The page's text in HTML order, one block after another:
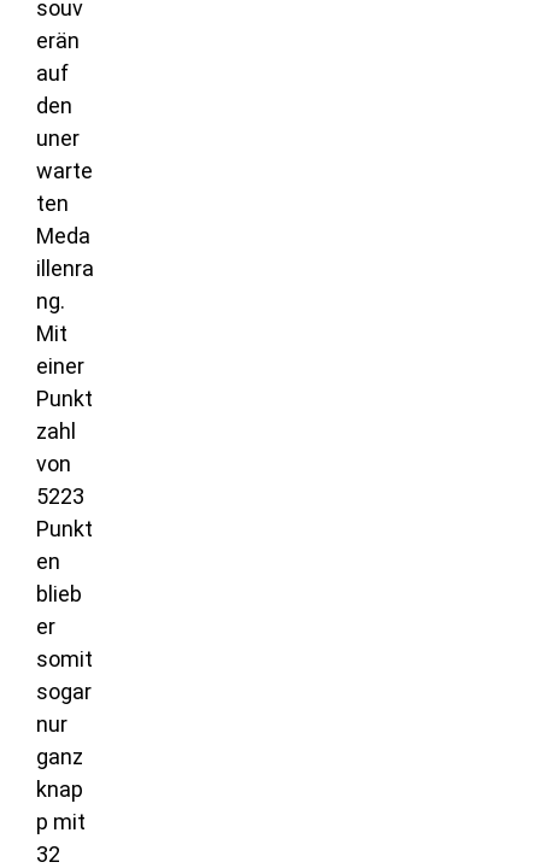
souv
erän
auf
den
uner
warte
ten
Meda
illenra
ng.
Mit
einer
Punkt
zahl
von
5223
Punkt
en
blieb
er
somit
sogar
nur
ganz
knap
p mit
32